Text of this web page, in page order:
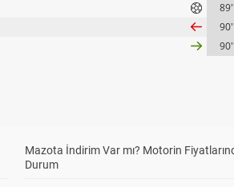
89''
90''
90''
Mazota İndirim Var mı? Motorin
Durum